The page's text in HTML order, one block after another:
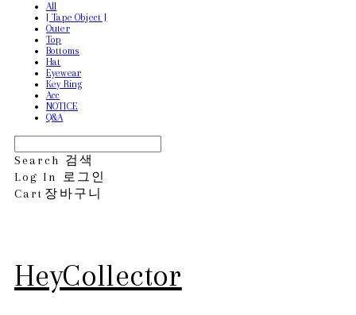
All
[ Tape Object ]
Outer
Top
Bottoms
Hat
Eyewear
Key Ring
Acc
NOTICE
Q&A
Search 검색
Log In
로그인
Cart 장바구니
HeyCollector